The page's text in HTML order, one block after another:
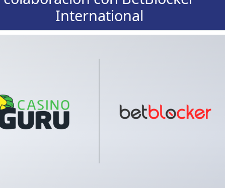
International